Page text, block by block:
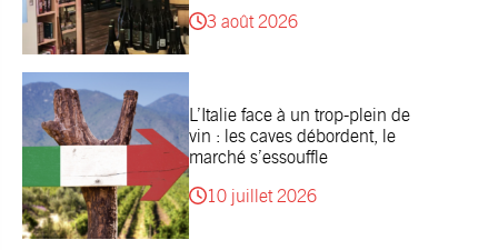
3 août 2026
L’Italie face à un trop-plein de
vin : les caves débordent, le
marché s’essouffle
10 juillet 2026